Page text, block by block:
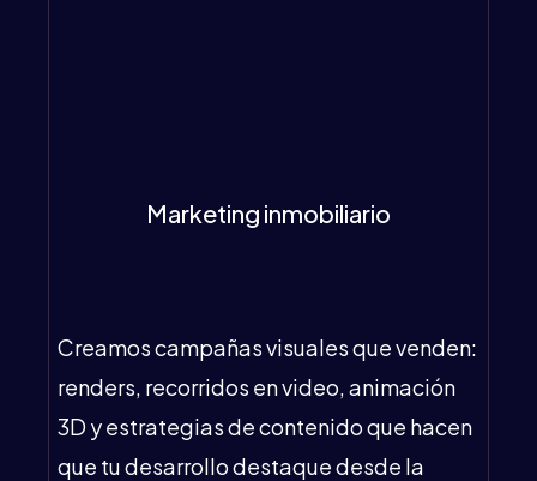
Marketing inmobiliario
Creamos campañas visuales que venden:
renders, recorridos en video, animación
3D y estrategias de contenido que hacen
que tu desarrollo destaque desde la